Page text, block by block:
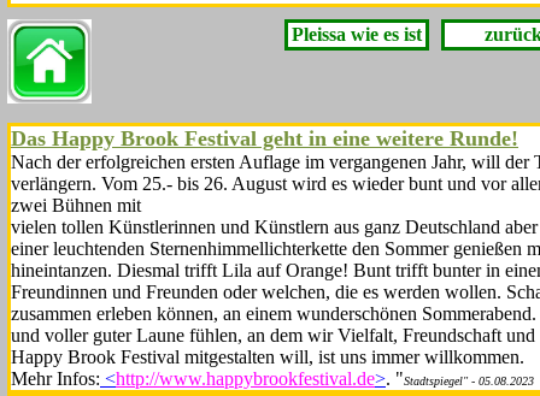
Pleissa wie es ist
Das Happy Brook Festival geht in eine weitere Runde!
Nach der erfolgreichen ersten Auflage im vergangenen Jahr, will
verlängern. Vom 25.- bis 26. August wird es wieder bunt und vor
zwei Bühnen mit
vielen tollen Künstlerinnen und Künstlern aus ganz Deutsch­land
einer leuchtenden Sternenhimmellichterkette den Sommer
hineintanzen. Diesmal trifft Lila auf Orange! Bunt trifft bunter in
Freundinnen und Freunden oder welchen, die es werden wollen.
zusammen erleben können, an einem wunderschönen
und voller guter Laune fühlen, an dem wir Vielfalt, Freundschaft
Happy Brook Festival mitgestalten will, ist uns immer willkommen.
Mehr Infos: <http://www.happybrookfestival.de>. "Stadtspiegel" - 05.08.2023